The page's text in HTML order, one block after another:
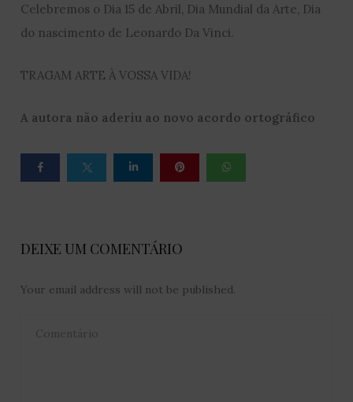
Celebremos o Dia 15 de Abril, Dia Mundial da Arte, Dia
do nascimento de Leonardo Da Vinci.
TRAGAM ARTE À VOSSA VIDA!
A autora não aderiu ao novo acordo ortográfico
DEIXE UM COMENTÁRIO
Your email address will not be published.